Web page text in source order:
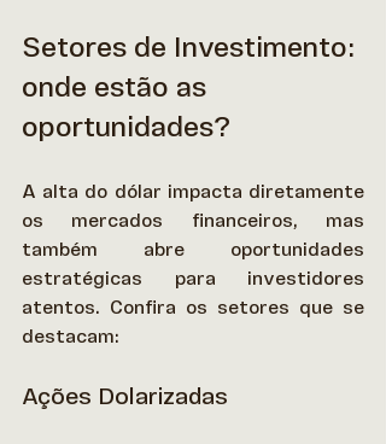
Setores de Investimento:
onde estão as
oportunidades?
A alta do dólar impacta diretamente
os mercados financeiros, mas
também abre oportunidades
estratégicas para investidores
atentos. Confira os setores que se
destacam:
Ações Dolarizadas